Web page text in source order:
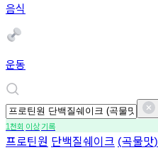
음식
운동
1천회 이상기록
프로틴원 단백질쉐이크 (곡물맛)